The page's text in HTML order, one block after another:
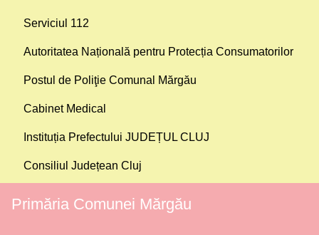
Serviciul 112
Autoritatea Națională pentru Protecția Consumatorilor
Postul de Poliţie Comunal Mărgău
Cabinet Medical
Instituția Prefectului JUDEȚUL CLUJ
Consiliul Județean Cluj
Primăria Comunei Mărgău